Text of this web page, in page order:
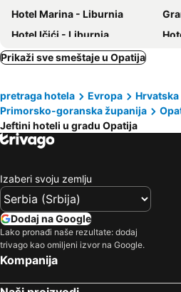
Hotel Marina - Liburnia
Hotel Ičići - Liburnia
Hotel Paris
Hotel Bellevue - Liburnia
Hotel Park
Hotel Lovran
Hotel Ambasador - Liburnia
FourRoomotel
Boutique & Design Hotel Navis
Grand Hotel Bonavia
Villa Mira
Hotel Mediteran
Prikaži sve smeštaje u Opatija
pretraga hotela Evropa
Hrvatska
Primorsko-goranska županija
Jeftini hoteli u gradu Opatija
Izaberi svoju zemlju
Dodaj na Google
Lako pronađi naše rezultate: dodaj
trivago kao omiljeni izvor na Google.
Kompanija